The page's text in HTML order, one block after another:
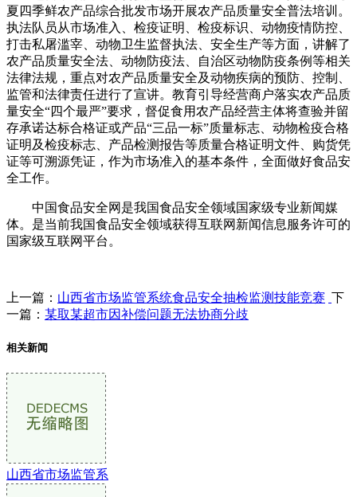
夏四季鲜农产品综合批发市场开展农产品质量安全普法培训。
执法队员从市场准入、检疫证明、检疫标识、动物疫情防控、
打击私屠滥宰、动物卫生监督执法、安全生产等方面，讲解了
农产品质量安全法、动物防疫法、自治区动物防疫条例等相关
法律法规，重点对农产品质量安全及动物疾病的预防、控制、
监管和法律责任进行了宣讲。教育引导经营商户落实农产品质
量安全“四个最严”要求，督促食用农产品经营主体将查验并留
存承诺达标合格证或产品“三品一标”质量标志、动物检疫合格
证明及检疫标志、产品检测报告等质量合格证明文件、购货凭
证等可溯源凭证，作为市场准入的基本条件，全面做好食品安
全工作。
中国食品安全网是我国食品安全领域国家级专业新闻媒
体。是当前我国食品安全领域获得互联网新闻信息服务许可的
国家级互联网平台。
上一篇： 山西省市场监管系统食品安全抽检监测技能竞赛 下
一篇： 某取某超市因补偿问题无法协商分歧
相关新闻
山西省市场监管系